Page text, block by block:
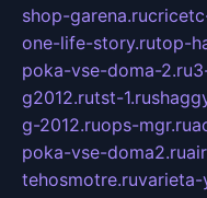
shop-garena.ru
one-life-story.rutop-
poka-vse-doma-2.ru
g2012.rutst-1.ru
g-2012.ruops-mgr.ru
poka-vse-doma2.ru
tehosmotre.ruvarieta-